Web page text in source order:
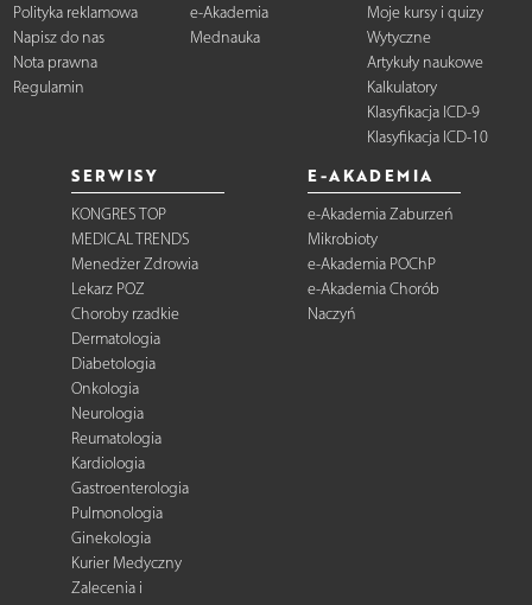
Polityka reklamowa
Napisz do nas
Nota prawna
Regulamin
e-Akademia
Mednauka
Moje kursy i quizy
Wytyczne
Artykuły naukowe
Kalkulatory
Klasyfikacja ICD-9
Klasyfikacja ICD-10
SERWISY
KONGRES TOP
MEDICAL TRENDS
Menedżer Zdrowia
Lekarz POZ
Choroby rzadkie
Dermatologia
Diabetologia
Onkologia
Neurologia
Reumatologia
Kardiologia
Gastroenterologia
Pulmonologia
Ginekologia
Kurier Medyczny
Zalecenia i
E-AKADEMIA
e-Akademia Zaburzeń
Mikrobioty
e-Akademia POChP
e-Akademia Chorób
Naczyń